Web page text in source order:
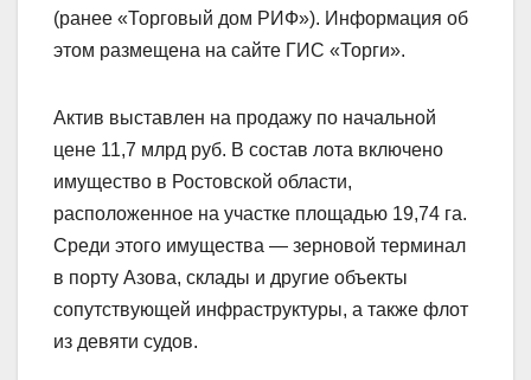
(ранее «Торговый дом РИФ»). Информация об
этом размещена на сайте ГИС «Торги».
Актив выставлен на продажу по начальной
цене 11,7 млрд руб. В состав лота включено
имущество в Ростовской области,
расположенное на участке площадью 19,74 га.
Среди этого имущества — зерновой терминал
в порту Азова, склады и другие объекты
сопутствующей инфраструктуры, а также флот
из девяти судов.